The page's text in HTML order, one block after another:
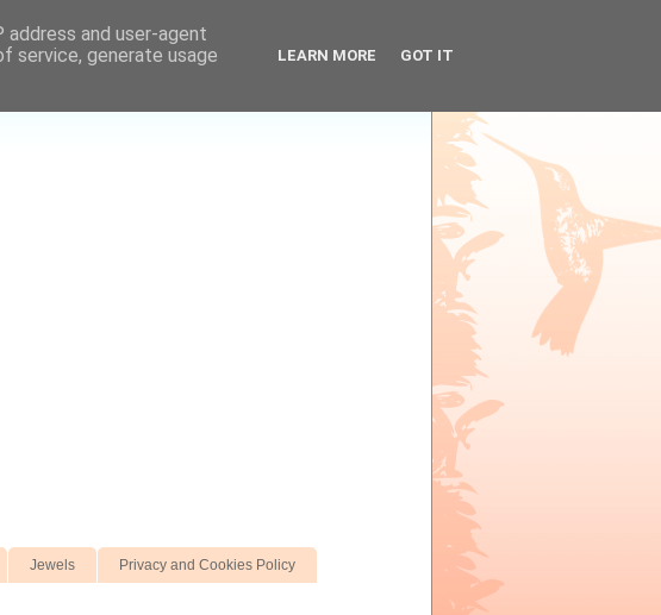
Jewels Privacy and Cookies Policy
and user-agent
service, generate usage
LEARN MORE GOT IT